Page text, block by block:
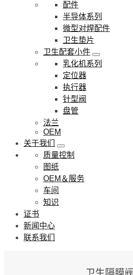
配件
半导体系列
微型对焊配件
卫生垫片
卫生配套小件
乳化机系列
定位器
执行器
针型阀
盘管
法兰
OEM
关于我们
质量控制
图纸
OEM＆服务
车间
知识
证书
新闻中心
联系我们